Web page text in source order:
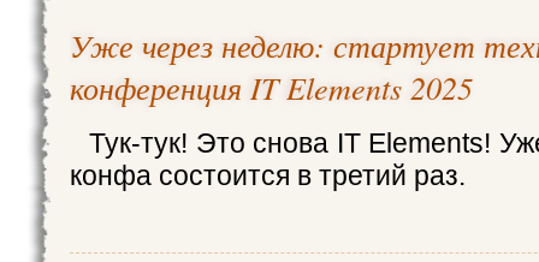
Уже через неделю: стартует
конференция IT Elements 2025
Тук-тук! Это снова IT Elements!
конфа состоится в третий раз.